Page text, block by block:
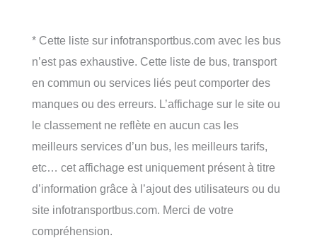
* Cette liste sur infotransportbus.com avec les bus
n’est pas exhaustive. Cette liste de bus, transport
en commun ou services liés peut comporter des
manques ou des erreurs. L’affichage sur le site ou
le classement ne reflète en aucun cas les
meilleurs services d’un bus, les meilleurs tarifs,
etc… cet affichage est uniquement présent à titre
d’information grâce à l’ajout des utilisateurs ou du
site infotransportbus.com. Merci de votre
compréhension.